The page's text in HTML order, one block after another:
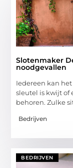
Slotenmaker
noodgevallen
Iedereen kan
sleutel is kwijt of
behoren. Zulke
Bedrijven
BEDRIJVEN